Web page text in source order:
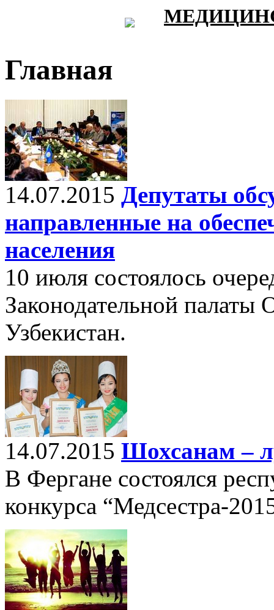
Главная
14.07.2015 Депутаты
направленные на
населения
10 июля состоялось
Законодательной
Узбекистан.
14.07.2015 Шохсанам –
В Фергане состоялся
конкурса “Медсестра-